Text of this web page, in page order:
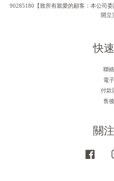
90285180【致所有親愛的顧客：本公司
開立
快
聯
電
付款
售
關